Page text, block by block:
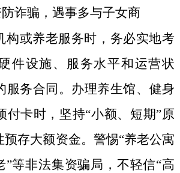
诈骗，遇事多与子女商
构或养老服务时，务必实地考
件设施、服务水平和运营状
服务合同。办理养生馆、健身
付卡时，坚持“小额、短期”原
预存大额资金。警惕“养老公寓
”等非法集资骗局，不轻信“高